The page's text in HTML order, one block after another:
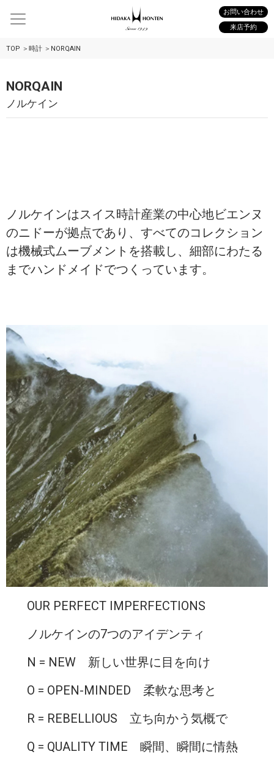
お問い合わせ
来店予約
TOP 時計 NORQAIN
NORQAIN
ノルケイン
ノルケインはスイス時計産業の中心地ビエンヌ
のニドーが拠点であり、すべてのコレクション
は機械式ムーブメントを搭載し、細部にわたる
までハンドメイドでつくっています。
OUR PERFECT IMPERFECTIONS
ノルケインの7つのアイデンティ
N = NEW 新しい世界に目を向け
O = OPEN-MINDED 柔軟な思考と
R = REBELLIOUS 立ち向かう気概で
Q = QUALITY TIME 瞬間、瞬間に情熱